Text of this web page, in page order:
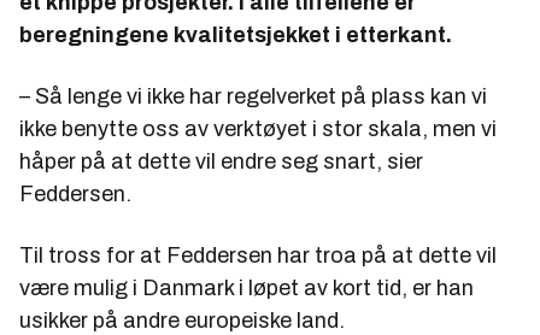
beregningene kvalitetsjekket i etterkant.
– Så lenge vi ikke har regelverket på plass kan vi
ikke benytte oss av verktøyet i stor skala, men vi
håper på at dette vil endre seg snart, sier
Feddersen.
Til tross for at Feddersen har troa på at dette vil
være mulig i Danmark i løpet av kort tid, er han
usikker på andre europeiske land.